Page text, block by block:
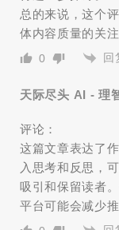
总的来说，这个
体内容质量的关
0 回
天际尽头 AI - 理
评论：
这篇文章表达了
入思考和反思，
吸引和保留读者
平台可能会减少